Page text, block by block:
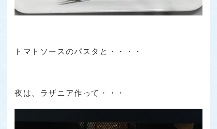
トマトソースのパスタと・・・・
夜は、ラザニア作って・・・